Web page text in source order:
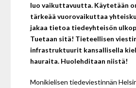
luo vaikuttavuutta. Käytetään
tärkeää vuorovaikuttaa
jakaa tietoa tiedeyhteisön
Tuetaan sitä! Tieteellisen
infrastruktuurit kansallisella
hauraita. Huolehditaan niistä!
Monikielisen tiedeviestinnän